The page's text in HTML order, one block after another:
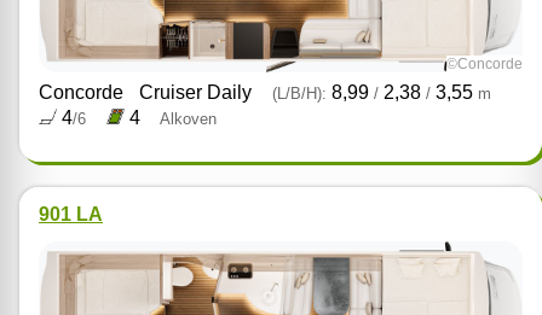
©Concorde
Concorde Cruiser Daily (L/B/H): 8,99 /2,38 /3,55 m
4/6 4 Alkoven
901 LA